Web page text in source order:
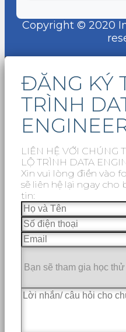
Copyright © 2020
ĐĂNG KÝ
TRÌNH
LIÊN HỆ VỚI CHÚNG
LỘ TRÌNH DATA
Xin vui lòng điền vào
sẽ liên hệ lại ngay
tin: